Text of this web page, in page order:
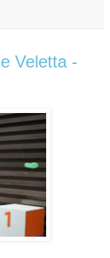
Veletta -